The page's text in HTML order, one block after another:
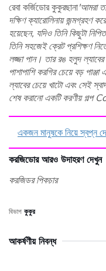
রেবা কর্জিডোর কুকুরছানা'আমরা
দক্ষিণ ক্যারোলিনায় জন্মগ্রহণ
হয়েছেন, যদিও তিনি কিছুটা
তিনি সহজেই ক্রেট প্রশিক্ষণ
লজ্জা পান। তার রঙ হলুদ ল্যাবের
পাশাপাশি করগির চেয়ে বড়
ল্যাবের চেয়ে খাটো এবং সেই
শেষ করানো একটি করণীয় গল্প
একজন মানুষকে নিয়ে স্বপ্ন
করজিডোর আরও উদাহরণ দেখুন
করজিডর পিকচার
বিভাগ কুকুর
আকর্ষণীয় নিবন্ধ